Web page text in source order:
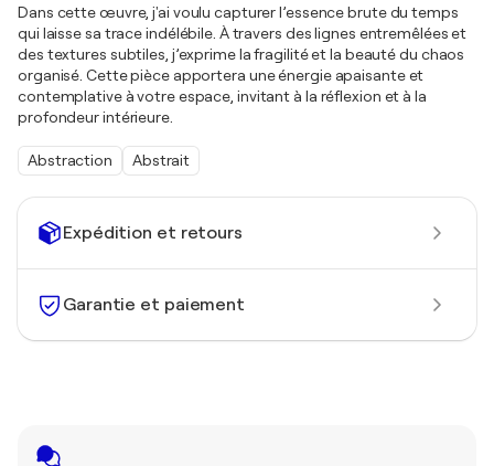
Expédition et retours
Garantie et paiement
Dans cette œuvre, j'ai voulu capturer l’essence brute du temps
qui laisse sa trace indélébile. À travers des lignes entremêlées et
des textures subtiles, j’exprime la fragilité et la beauté du chaos
organisé. Cette pièce apportera une énergie apaisante et
contemplative à votre espace, invitant à la réflexion et à la
profondeur intérieure.
Abstraction Abstrait